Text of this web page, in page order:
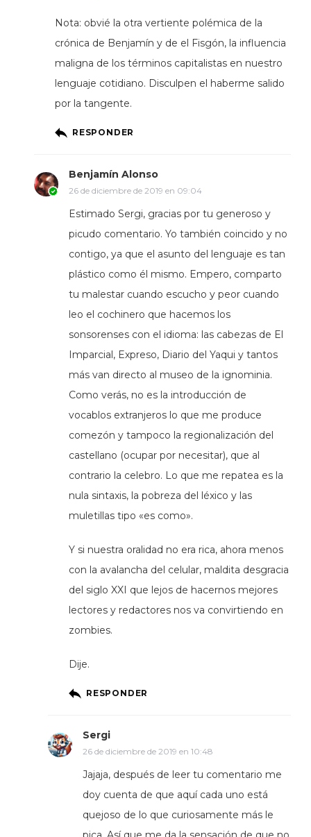
Nota: obvié la otra vertiente polémica de la
crónica de Benjamín y de el Fisgón, la influencia
maligna de los términos capitalistas en nuestro
lenguaje cotidiano. Disculpen el haberme salido
por la tangente.
RESPONDER
Benjamín Alonso
26 de diciembre de 2019 en 09:04
Estimado Sergi, gracias por tu generoso y
picudo comentario. Yo también coincido y no
contigo, ya que el asunto del lenguaje es tan
plástico como él mismo. Empero, comparto
tu malestar cuando escucho y peor cuando
leo el cochinero que hacemos los
sonsorenses con el idioma: las cabezas de El
Imparcial, Expreso, Diario del Yaqui y tantos
más van directo al museo de la ignominia.
Como verás, no es la introducción de
vocablos extranjeros lo que me produce
comezón y tampoco la regionalización del
castellano (ocupar por necesitar), que al
contrario la celebro. Lo que me repatea es la
nula sintaxis, la pobreza del léxico y las
muletillas tipo «es como».
Y si nuestra oralidad no era rica, ahora menos
con la avalancha del celular, maldita desgracia
del siglo XXI que lejos de hacernos mejores
lectores y redactores nos va convirtiendo en
zombies.
Dije.
RESPONDER
Sergi
26 de diciembre de 2019 en 10:48
Jajaja, después de leer tu comentario me
doy cuenta de que aquí cada uno está
quejoso de lo que curiosamente más le